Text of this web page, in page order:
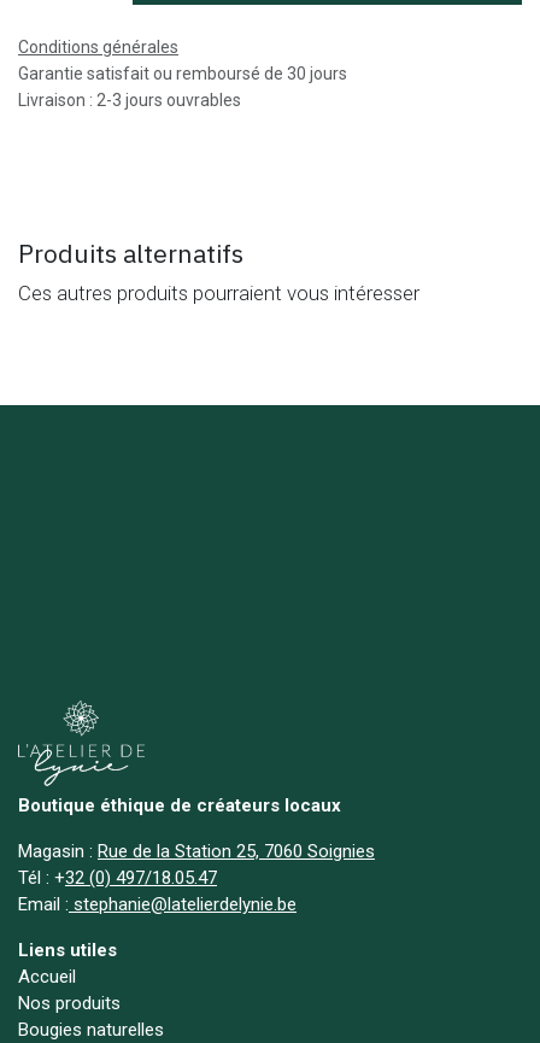
Conditions générales
Garantie satisfait ou remboursé de 30 jours
Livraison : 2-3 jours ouvrables
Produits alternatifs
Ces autres produits pourraient vous intéresser
Boutique éthique de créateurs locaux
Magasin : Rue de la Station 25, 7060 Soignies
Tél : +32 (0) 497/18.05.47
Email : stephanie@latelierdelynie.be
Liens utiles
Accueil
Nos produits
Bougies naturelles